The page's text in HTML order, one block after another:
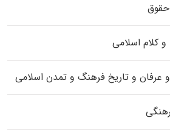
کلام اسلامی
عرفان و تاریخ فرهنگ و تمدن اسلامی